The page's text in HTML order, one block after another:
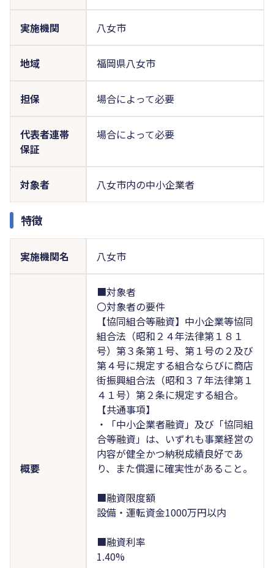
実施機関 八女市
地域 福岡県八女市
担保 場合によって必要
代表者連帯
保証
場合によって必要
対象者 八女市内の中小企業者
特徴
実施機関名 八女市
概要
■対象者
〇対象者の要件
【協同組合等融資】中小企業等協同
組合法（昭和２４年法律第１８１
号）第３条第１号、第１号の２及び
第４号に規定する組合ならびに商店
街振興組合法（昭和３７年法律第１
４１号）第２条に規定する組合。
【共通事項】
・「中小企業者融資」及び「協同組
合等融資」は、いずれも事業経営の
内容が健全かつ納税成績良好であ
り、また償還に確実性があること。
■融資限度額
設備・運転資金1000万円以内
■融資利率
1.40%